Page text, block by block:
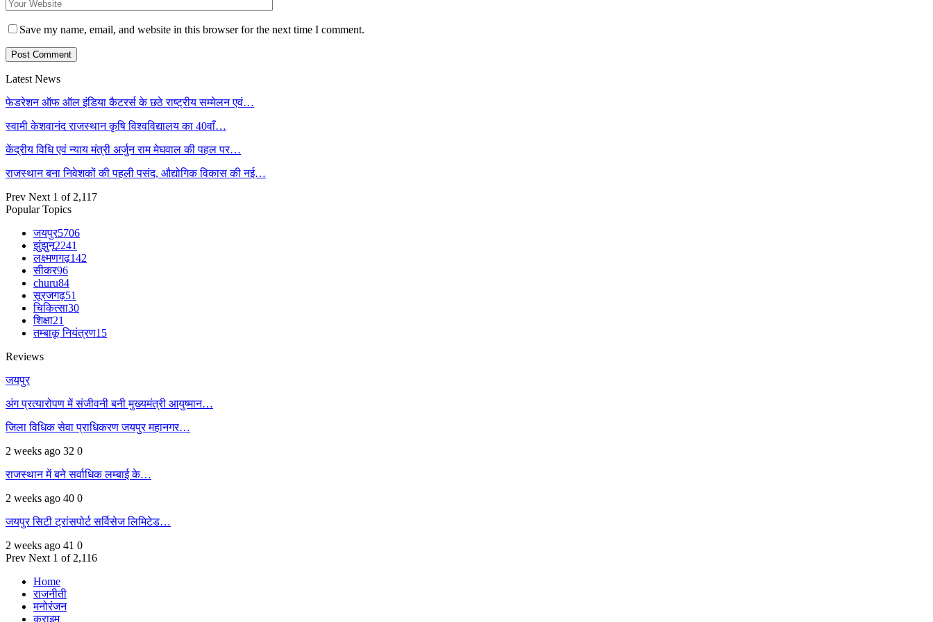
Save my name, email, and website in this browser for the next time I comment.
Latest News
फेडरेशन ऑफ ऑल इंडिया कैटरर्स के छठे राष्ट्रीय सम्मेलन एवं…
स्वामी केशवानंद राजस्थान कृषि विश्वविद्यालय का 40वाँ…
केंद्रीय विधि एवं न्याय मंत्री अर्जुन राम मेघवाल की पहल पर…
राजस्थान बना निवेशकों की पहली पसंद, औद्योगिक विकास की नई…
Prev Next 1 of 2,117
Popular Topics
जयपुर5706
झुंझुनू2241
लक्ष्मणगढ़142
सीकर96
churu84
सूरजगढ़51
चिकित्सा30
शिक्षा21
तम्बाकू नियंत्रण15
Reviews
जयपुर
अंग प्रत्यारोपण में संजीवनी बनी मुख्यमंत्री आयुष्मान…
जिला विधिक सेवा प्राधिकरण जयपुर महानगर…
2 weeks ago 32 0
राजस्थान में बने सर्वाधिक लम्बाई के…
2 weeks ago 40 0
जयपुर सिटी ट्रांसपोर्ट सर्विसेज लिमिटेड…
2 weeks ago 41 0
Prev Next 1 of 2,116
Home
राजनीती
मनोरंजन
क्राइम